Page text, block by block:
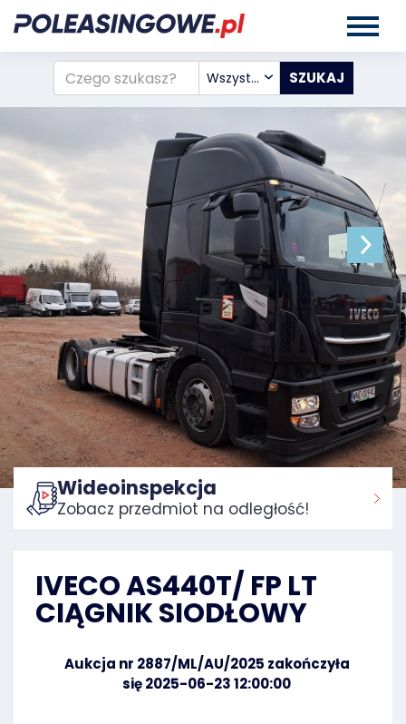
Wszystkie
Strona główna:
Wideoinspekcja
Zobacz przedmiot na odległość!
IVECO AS440T/ FP LT
CIĄGNIK SIODŁOWY
Aukcja nr 2887/ML/AU/2025 zakończyła
się 2025-06-23 12:00:00